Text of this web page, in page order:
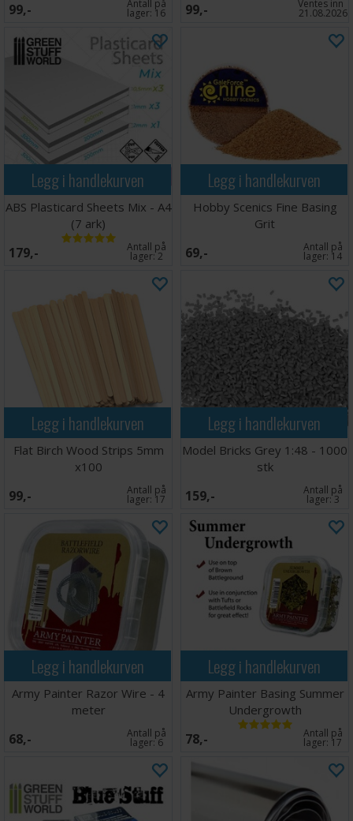
99,- Antall på
lager: 16 99,- Ventes inn
21.08.2026
Legg i handlekurven
ABS Plasticard Sheets Mix - A4
(7 ark)
179,- Antall på
lager:2
Legg i handlekurven
Hobby Scenics Fine Basing
Grit
69,- Antall på
lager: 14
Legg i handlekurven
Flat Birch Wood Strips 5mm
x100
99,- Antall på
lager: 17
Legg i handlekurven
Model Bricks Grey 1:48 - 1000
stk
159,- Antall på
lager:3
Legg i handlekurven
Army Painter Razor Wire - 4
meter
68,- Antall på
lager:6
Legg i handlekurven
Army Painter Basing Summer
Undergrowth
78,- Antall på
lager: 17